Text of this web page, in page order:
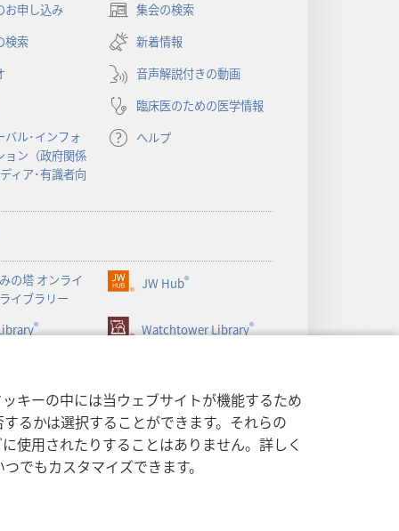
キーの中には当ウェブサイトが機能するため
るかは選択することができます。それらの
使用されたりすることはありません。詳しく
でもカスタマイズできます。
お申し込み 集会の検索
（新
し
い
タ
ブ
で
開
く）
検索
新着情報
音声解説付きの動画
臨床医のための医学情報
バル･インフォ
ョン（政府関係
ィア･有識者向
ヘルプ
の塔 オンライ
イブラリー
JW Hub®
（新
い
開
く）
® Watchtower Library®
方針 | プライバシー設定